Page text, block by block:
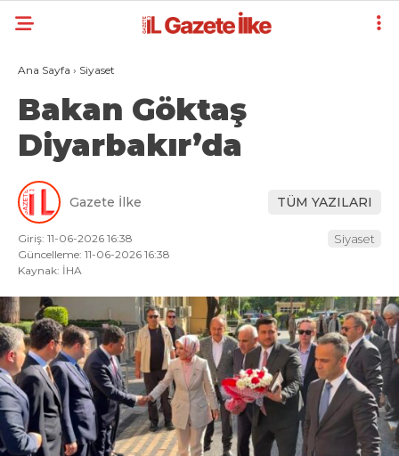
Ana Sayfa › Siyaset
Bakan Göktaş
Diyarbakır’da
Gazete İlke TÜM YAZILARI
Giriş: 11-06-2026 16:38
Güncelleme: 11-06-2026 16:38
Kaynak: İHA
Siyaset